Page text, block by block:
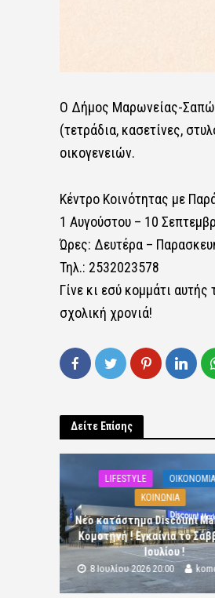
Ο Δήμος Μαρωνείας-
(τετράδια, κασετίνες,
οικογενειών.
Κέντρο Κοινότητας με
1 Αυγούστου – 10
Ώρες: Δευτέρα –
Τηλ.: 2532023578
Γίνε κι εσύ κομμάτι
σχολική χρονιά!
Δείτε Επίσης
LIFESTYLE
OIKONOMIA
ΚΟΙΝΩΝΙΑ
Νέο κατάστημα Discount
Κομοτηνή ! Εγκαίνια το
Ιουλίου !
8 Ιουλίου 2026 20:00